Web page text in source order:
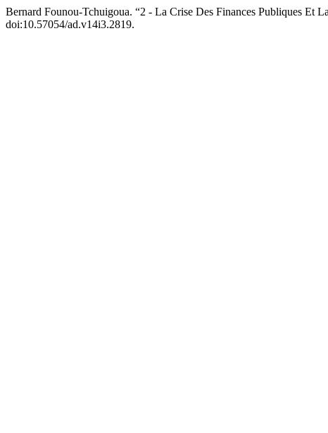
Bernard Founou-Tchuigoua. “2 - La Crise Des Finances Publiques Et
doi:10.57054/ad.v14i3.2819.